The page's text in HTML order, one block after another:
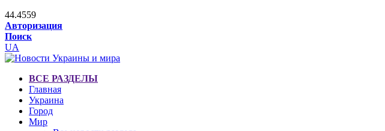
44.4559
Авторизация
Поиск
UA
ВСЕ РАЗДЕЛЫ
Главная
Украина
Город
Мир